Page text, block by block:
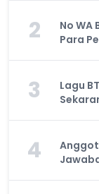
2
No WA
Para
3
Lagu
4